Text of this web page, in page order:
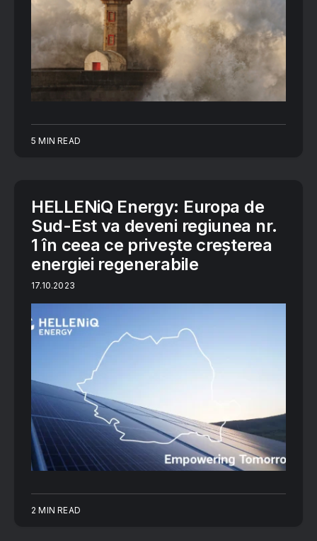
5 MIN READ
HELLENiQ Energy: Europa de
Sud-Est va deveni regiunea nr.
1 în ceea ce privește creșterea
energiei regenerabile
17.10.2023
2 MIN READ